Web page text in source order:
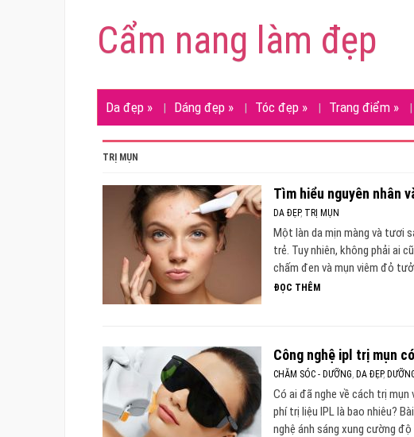
Cẩm nang làm đẹp
Da đẹp » Dáng đẹp » Tóc đẹp » Trang điểm »
TRỊ MỤN
Tìm hiểu nguyên nhân
DA ĐẸP, TRỊ MỤN
Một làn da mịn màng và tươi
trẻ. Tuy nhiên, không phải ai
chấm đen và mụn viêm đỏ
ĐỌC THÊM
Công nghệ ipl trị mụn
CHĂM SÓC - DƯỠNG ,DA ĐẸP,
Có ai đã nghe về cách trị mụn
phí trị liệu IPL là bao nhiêu?
nghệ ánh sáng xung cường